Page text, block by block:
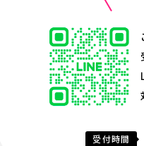
受付時間